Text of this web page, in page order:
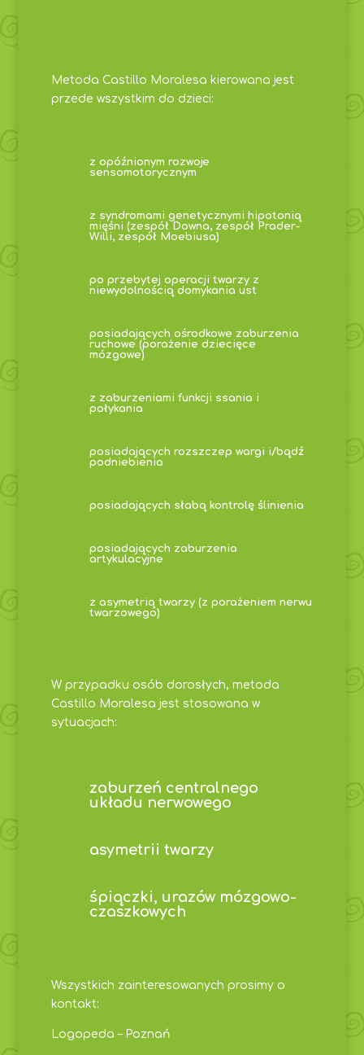
Metoda Castillo Moralesa kierowana jest
przede wszystkim do dzieci:
z opóźnionym rozwoje
sensomotorycznym
z syndromami genetycznymi hipotonią
mięśni (zespół Downa, zespół Prader-
Willi, zespół Moebiusa)
po przebytej operacji twarzy z
niewydolnością domykania ust
posiadających ośrodkowe zaburzenia
ruchowe (porażenie dziecięce
mózgowe)
z zaburzeniami funkcji ssania i
połykania
posiadających rozszczep wargi i/bądź
podniebienia
posiadających słabą kontrolę ślinienia
posiadających zaburzenia
artykulacyjne
z asymetrią twarzy (z porażeniem nerwu
twarzowego)
W przypadku osób dorosłych, metoda
Castillo Moralesa jest stosowana w
sytuacjach:
zaburzeń centralnego
układu nerwowego
asymetrii twarzy
śpiączki, urazów mózgowo-
czaszkowych
Wszystkich zainteresowanych prosimy o
kontakt:
Logopeda – Poznań